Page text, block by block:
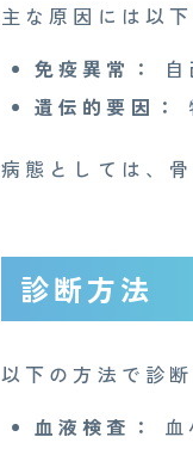
主な原因には以
免疫異常：
遺伝的要因：
病態としては、
診断方法
以下の方法で診
血液検査：